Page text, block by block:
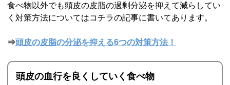
食べ物以外でも頭皮の皮脂の過剰分泌を抑えて減らしてい
く対策方法についてはコチラの記事に書いてあります。
⇒頭皮の皮脂の分泌を抑える6つの対策方法！
頭皮の血行を良くしていく食べ物